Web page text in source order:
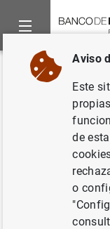
Inicio Noticias y
Volver
valores
de 2017
Aviso
Este
de
o